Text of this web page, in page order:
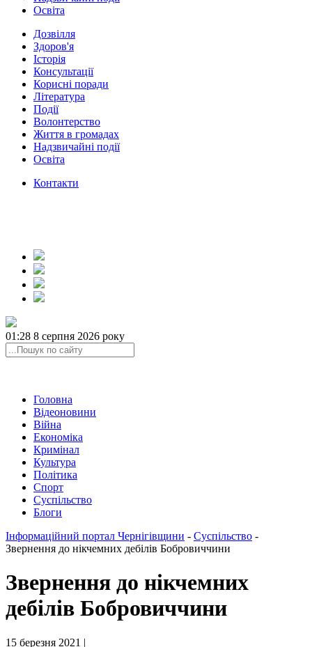
Освіта
Дозвілля
Здоров'я
Історія
Консультації
Корисні поради
Література
Події
Волонтерство
Життя в громадах
Надзвичайні події
Освіта
Контакти
01:28 8 серпня 2026 року
Головна
Відеоновини
Війна
Економіка
Кримінал
Культура
Політика
Спорт
Суспільство
Блоги
Інформаційний портал Чернігівщини - Суспільство -
Звернення до нікчемних дебілів Бобровиччини
Звернення до нікчемних
дебілів Бобровиччини
15 березня 2021 |